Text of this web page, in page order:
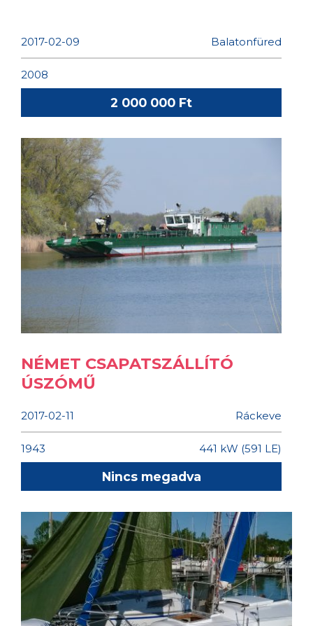
2017-02-09 Balatonfüred
2008
2 000 000 Ft
NÉMET CSAPATSZÁLLÍTÓ
ÚSZÓMŰ
2017-02-11 Ráckeve
1943 441 kW (591 LE)
Nincs megadva